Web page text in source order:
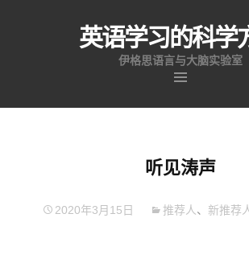
英语学习的科学
伊格思语言与大脑实验室
容
听见涛声
2020年3月15日 推荐人 、 新推荐